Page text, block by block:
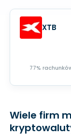
XTB
77%
Wiele firm